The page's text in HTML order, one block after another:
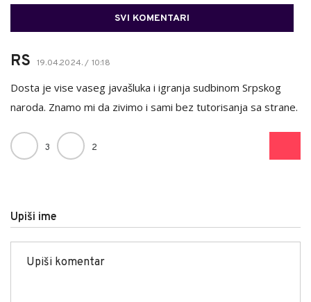
SVI KOMENTARI
RS 19.04.2024. / 10:18
Dosta je vise vaseg javašluka i igranja sudbinom Srpskog
naroda. Znamo mi da zivimo i sami bez tutorisanja sa strane.
3 2
Upiši ime